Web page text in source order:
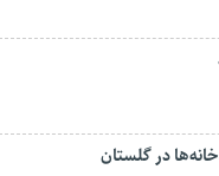
در گلستان